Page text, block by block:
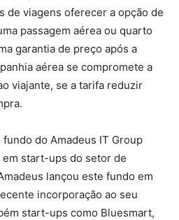
de viagens oferecer a opção de
passagem aérea ou quarto
garantia de preço após a
aérea se compromete a
viajante, se a tarifa reduzir
do Amadeus IT Group
start-ups do setor de
lançou este fundo em
incorporação ao seu
start-ups como Bluesmart,